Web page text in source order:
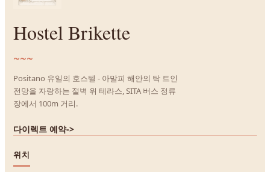
Hostel Brikette
~~~
Positano 유일의 호스텔 - 아말피 해안의 탁 트인
전망을 자랑하는 절벽 위 테라스, SITA 버스 정류
장에서 100m 거리.
다이렉트 예약->
위치